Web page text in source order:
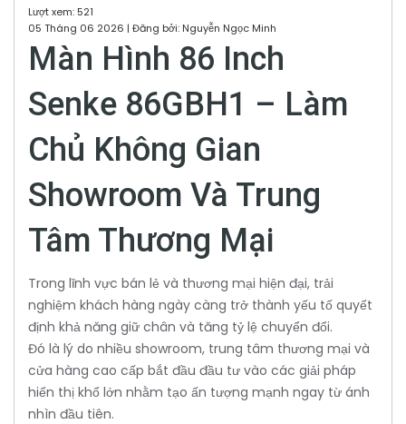
Lượt xem: 521
05 Tháng 06 2026 | Đăng bởi: Nguyễn Ngọc Minh
Màn Hình 86 Inch
Senke 86GBH1 – Làm
Chủ Không Gian
Showroom Và Trung
Tâm Thương Mại
Trong lĩnh vực bán lẻ và thương mại hiện đại, trải
nghiệm khách hàng ngày càng trở thành yếu tố quyết
định khả năng giữ chân và tăng tỷ lệ chuyển đổi.
Đó là lý do nhiều showroom, trung tâm thương mại và
cửa hàng cao cấp bắt đầu đầu tư vào các giải pháp
hiển thị khổ lớn nhằm tạo ấn tượng mạnh ngay từ ánh
nhìn đầu tiên.